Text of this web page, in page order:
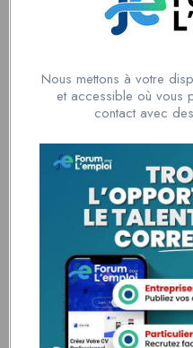
fpe@forumpouremploi.com /
Espaces Candidats
Parcourir les Candidats
Tableau de Bord
Alertes d’Emploi
Postuler en ligne : 5 erreurs
8 Décisions Importantes Pour Ne
Nous mettons à votre
et accessible où vous
contact avec